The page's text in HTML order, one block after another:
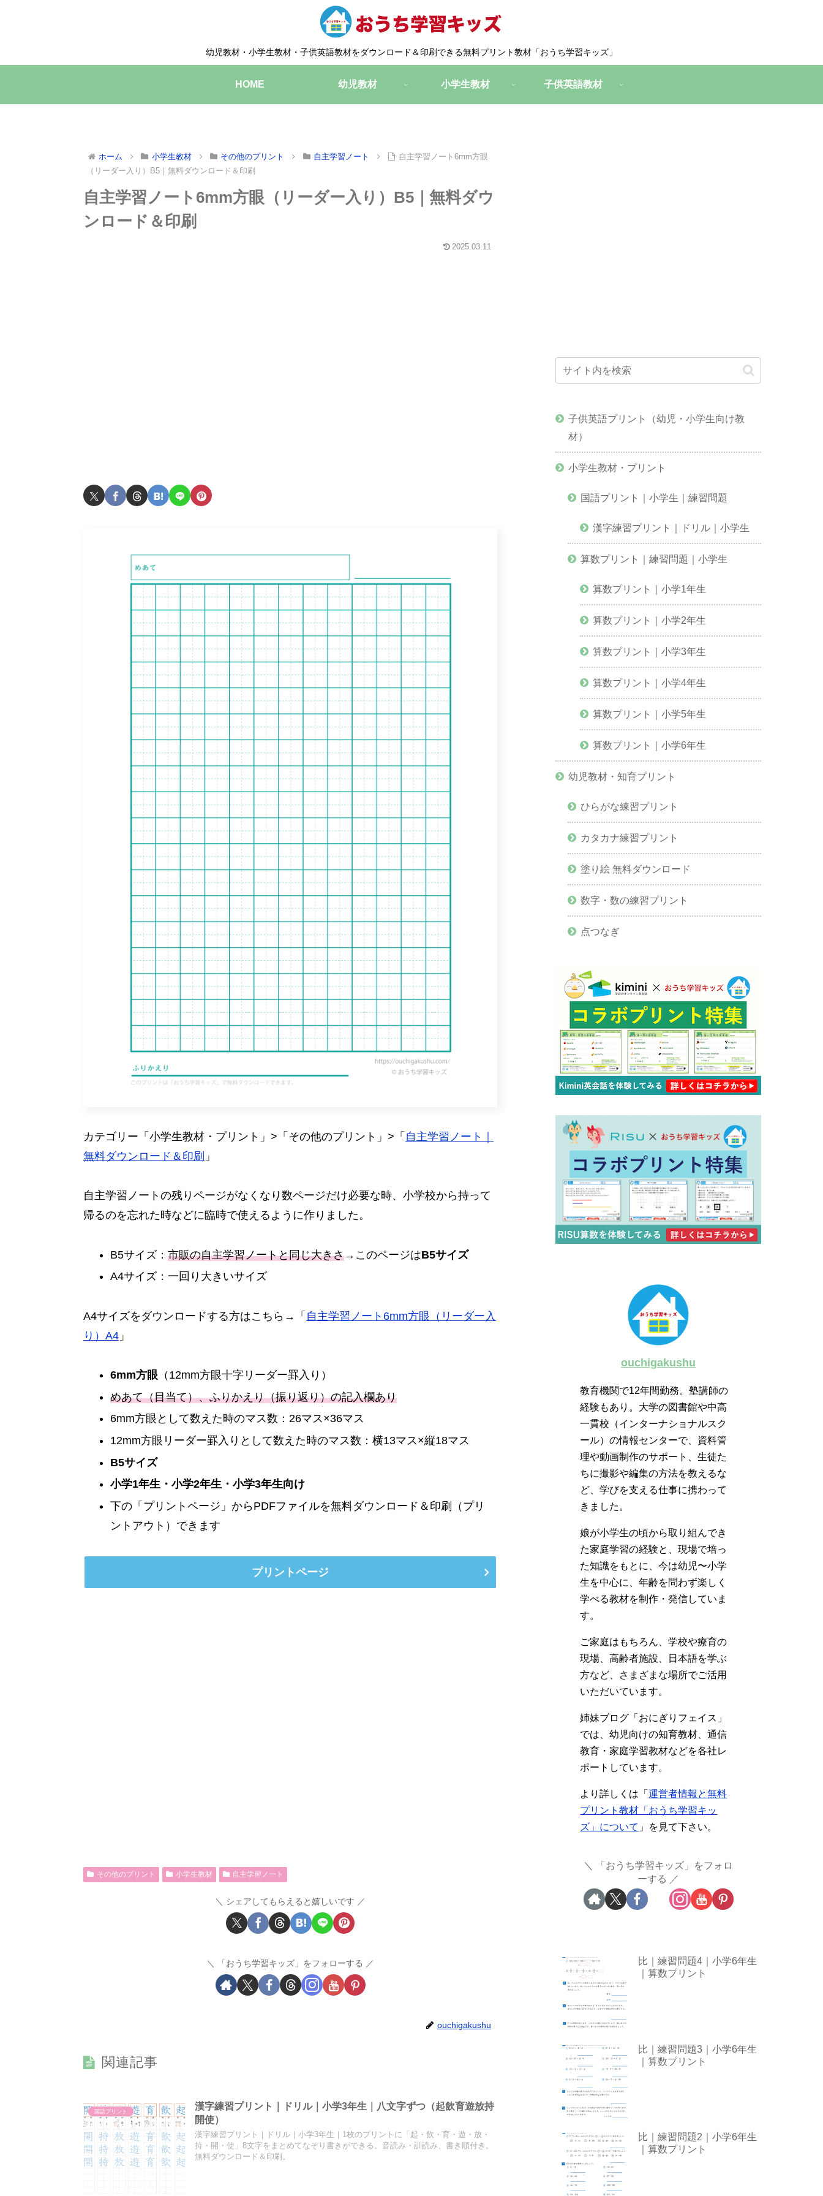
幼児教材・小学生教材・子供英語教材をダウンロード＆印刷できる無料プリント教材「おうち学習キッズ」
HOME 幼児教材 小学生教材 子供英語教材
ホーム 小学生教材 その他のプリント 自主学習ノート
自主学習ノート6mm方眼
（リーダー入り）B5｜無料ダウンロード＆印刷
自主学習ノート6mm方眼（リーダー入り）B5｜無料ダウ
ンロード＆印刷
2025.03.11
カテゴリー「小学生教材・プリント」>「その他のプリント」>「 自主学習ノート｜
無料ダウンロード＆印刷 」
自主学習ノートの残りページがなくなり数ページだけ必要な時、小学校から持って
帰るのを忘れた時などに臨時で使えるように作りました。
B5サイズ： 市販の自主学習ノートと同じ大きさ→このページはB5サイズ
A4サイズ：一回り大きいサイズ
A4サイズをダウンロードする方はこちら→「 自主学習ノート6mm方眼（リーダー入
り）A4 」
6mm方眼（12mm方眼十字リーダー罫入り）
めあて（目当て）、ふりかえり（振り返り）の記入欄あり
6mm方眼として数えた時のマス数：26マス×36マス
12mm方眼リーダー罫入りとして数えた時のマス数：横13マス×縦18マス
B5サイズ
小学1年生・小学2年生・小学3年生向け
下の「プリントページ」からPDFファイルを無料ダウンロード＆印刷（プリ
ントアウト）できます
プリントページ
その他のプリント 小学生教材 自主学習ノート
シェアしてもらえると嬉しいです
「おうち学習キッズ」をフォローする
ouchigakushu
関連記事
国語プリント
漢字練習プリント｜ドリル｜小学3年生｜八文字ずつ（起飲育遊放持
開使）
漢字練習プリント｜ドリル｜小学3年生｜1枚のプリントに「起・飲・育・遊・放・
持・開・使」8文字をまとめてなぞり書きができる。音読み・訓読み、書き順付き。
無料ダウンロード＆印刷。
子供英語プリント（幼児・小学生向け教
材）
小学生教材・プリント
国語プリント｜小学生｜練習問題
漢字練習プリント｜ドリル｜小学生
算数プリント｜練習問題｜小学生
算数プリント｜小学1年生
算数プリント｜小学2年生
算数プリント｜小学3年生
算数プリント｜小学4年生
算数プリント｜小学5年生
算数プリント｜小学6年生
幼児教材・知育プリント
ひらがな練習プリント
カタカナ練習プリント
塗り絵 無料ダウンロード
数字・数の練習プリント
点つなぎ
ouchigakushu
教育機関で12年間勤務。塾講師の
経験もあり。大学の図書館や中高
一貫校（インターナショナルスク
ール）の情報センターで、資料管
理や動画制作のサポート、生徒た
ちに撮影や編集の方法を教えるな
ど、学びを支える仕事に携わって
きました。
娘が小学生の頃から取り組んでき
た家庭学習の経験と、現場で培っ
た知識をもとに、今は幼児〜小学
生を中心に、年齢を問わず楽しく
学べる教材を制作・発信していま
す。
ご家庭はもちろん、学校や療育の
現場、高齢者施設、日本語を学ぶ
方など、さまざまな場所でご活用
いただいています。
姉妹ブログ「おにぎりフェイス」
では、幼児向けの知育教材、通信
教育・家庭学習教材などを各社レ
ポートしています。
より詳しくは「運営者情報と無料
プリント教材「おうち学習キッ
ズ」について 」を見て下さい。
「おうち学習キッズ」をフォロ
ーする
比｜練習問題4｜小学6年生
｜算数プリント
比｜練習問題3｜小学6年生
｜算数プリント
比｜練習問題2｜小学6年生
｜算数プリント